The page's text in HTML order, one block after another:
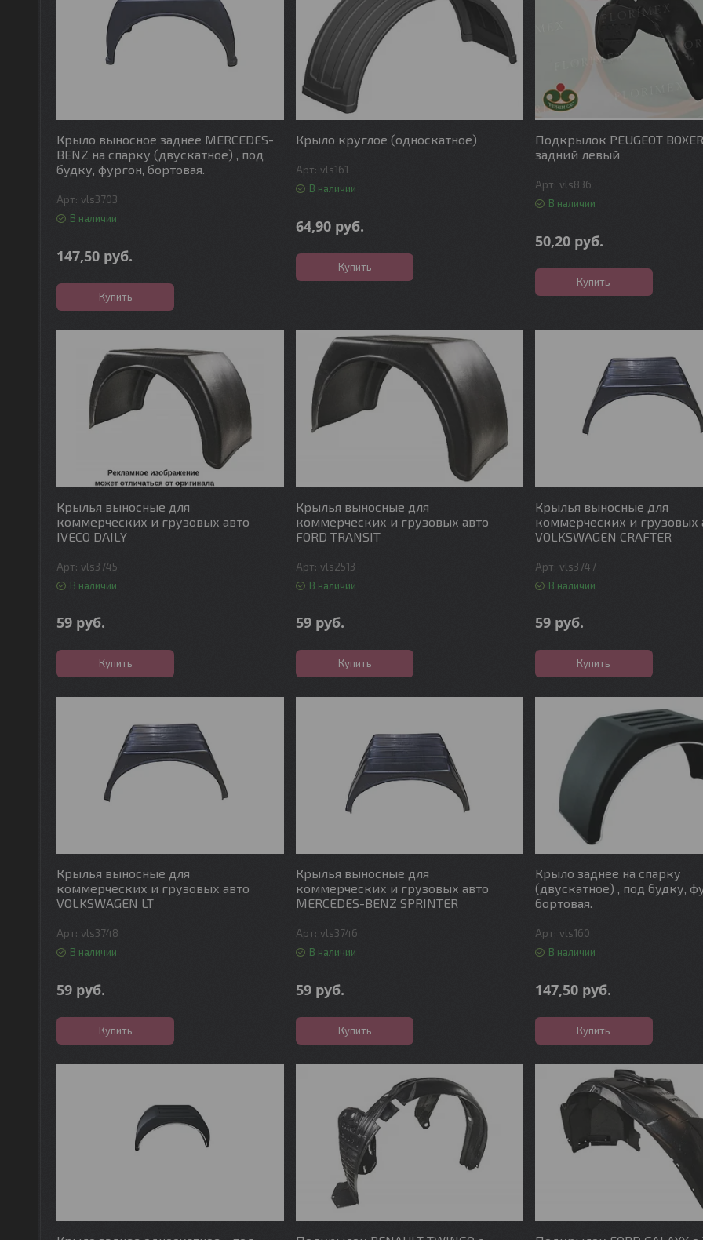
Крыло выносное заднее MERCEDES-
BENZ на спарку (двускатное) , под
будку, фургон, бортовая.
vls3703
В наличии
147,50 руб.
Купить
Крыло круглое (односкатное)
vls161
В наличии
64,90 руб.
Купить
Подкрылок PEUGEOT
задний левый
vls836
В наличии
50,20 руб.
Купить
Крылья выносные для
коммерческих и грузовых авто
IVECO DAILY
vls3745
В наличии
59 руб.
Купить
Крылья выносные для
коммерческих и грузовых авто
FORD TRANSIT
vls2513
В наличии
59 руб.
Купить
Крылья выносные для
коммерческих и грузовых
VOLKSWAGEN CRAFTER
vls3747
В наличии
59 руб.
Купить
Крылья выносные для
коммерческих и грузовых авто
VOLKSWAGEN LT
vls3748
В наличии
59 руб.
Купить
Крылья выносные для
коммерческих и грузовых авто
MERCEDES-BENZ SPRINTER
vls3746
В наличии
59 руб.
Купить
Крыло заднее на спарку
(двускатное) , под будку,
бортовая.
vls160
В наличии
147,50 руб.
Купить